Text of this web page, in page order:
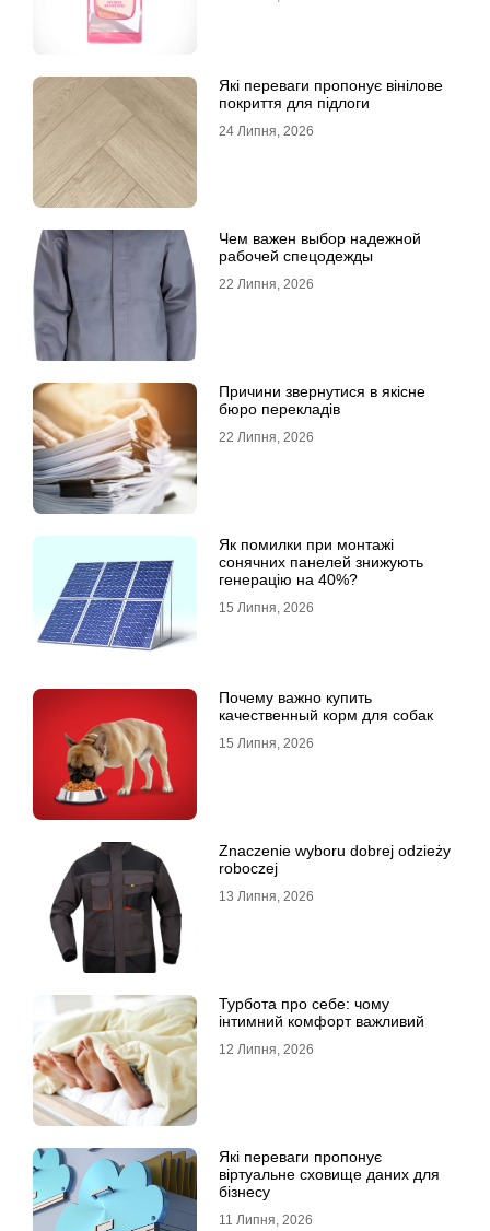
Які переваги пропонує вінілове
покриття для підлоги
24 Липня, 2026
Чем важен выбор надежной
рабочей спецодежды
22 Липня, 2026
Причини звернутися в якісне
бюро перекладів
22 Липня, 2026
Як помилки при монтажі
сонячних панелей знижують
генерацію на 40%?
15 Липня, 2026
Почему важно купить
качественный корм для собак
15 Липня, 2026
Znaczenie wyboru dobrej odzieży
roboczej
13 Липня, 2026
Турбота про себе: чому
інтимний комфорт важливий
12 Липня, 2026
Які переваги пропонує
віртуальне сховище даних для
бізнесу
11 Липня, 2026